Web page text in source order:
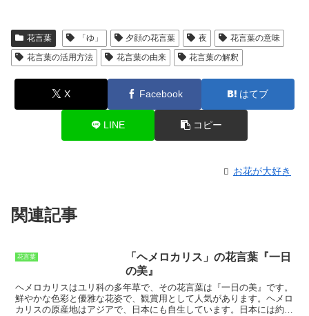
花言葉 「ゆ」 夕顔の花言葉 夜
花言葉の意味
花言葉の活用方法
花言葉の由来 花言葉の解釈
X Facebook はてブ
LINE コピー
お花が大好き
関連記事
花言葉
「ヘメロカリス」の花言葉『一日
の美』
ヘメロカリスはユリ科の多年草で、その花言葉は『一日の美』です。
鮮やかな色彩と優雅な花姿で、観賞用として人気があります。ヘメロ
カリスの原産地はアジアで、日本にも自生しています。日本には約